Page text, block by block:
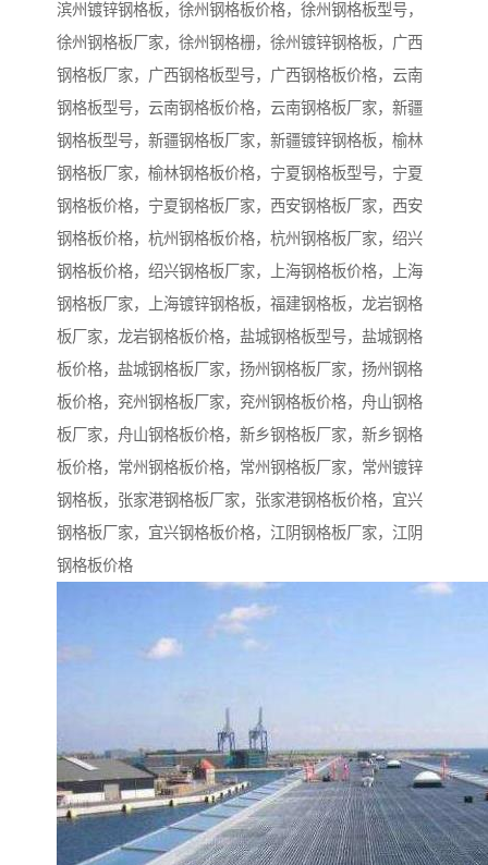
滨州镀锌钢格板，徐州钢格板价格，徐州钢格板型号，
徐州钢格板厂家，徐州钢格栅，徐州镀锌钢格板，广西
钢格板厂家，广西钢格板型号，广西钢格板价格，云南
钢格板型号，云南钢格板价格，云南钢格板厂家，新疆
钢格板型号，新疆钢格板厂家，新疆镀锌钢格板，榆林
钢格板厂家，榆林钢格板价格，宁夏钢格板型号，宁夏
钢格板价格，宁夏钢格板厂家，西安钢格板厂家，西安
钢格板价格，杭州钢格板价格，杭州钢格板厂家，绍兴
钢格板价格，绍兴钢格板厂家，上海钢格板价格，上海
钢格板厂家，上海镀锌钢格板，福建钢格板，龙岩钢格
板厂家，龙岩钢格板价格，盐城钢格板型号，盐城钢格
板价格，盐城钢格板厂家，扬州钢格板厂家，扬州钢格
板价格，兖州钢格板厂家，兖州钢格板价格，舟山钢格
板厂家，舟山钢格板价格，新乡钢格板厂家，新乡钢格
板价格，常州钢格板价格，常州钢格板厂家，常州镀锌
钢格板，张家港钢格板厂家，张家港钢格板价格，宜兴
钢格板厂家，宜兴钢格板价格，江阴钢格板厂家，江阴
钢格板价格